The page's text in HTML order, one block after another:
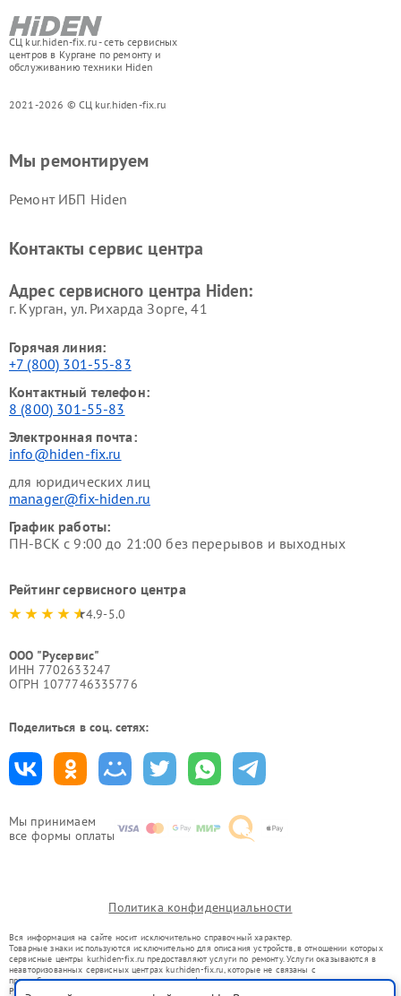
СЦ kur.hiden-fix.ru - сеть сервисных
центров в Кургане по ремонту и
обслуживанию техники Hiden
2021-2026 © СЦ kur.hiden-fix.ru
Мы принимаем
все формы оплаты
Мы ремонтируем
Ремонт ИБП Hiden
Контакты сервис центра
Адрес сервисного центра Hiden:
г. Курган, ул. Рихарда Зорге, 41
Горячая линия:
+7 (800) 301-55-83
Контактный телефон:
8 (800) 301-55-83
Электронная почта:
info@hiden-fix.ru
для юридических лиц
manager@fix-hiden.ru
График работы:
ПН-ВСК с 9:00 до 21:00 без перерывов и выходных
Рейтинг сервисного центра
4.9-5.0
ООО "Русервис"
ИНН 7702633247
ОГРН 1077746335776
Поделиться в соц. сетях:
Политика конфиденциальности
Вся информация на сайте носит исключительно справочный характер.
Товарные знаки используются исключительно для описания устройств, в отношении которых
сервисные центры kur.hiden-fix.ru предоставляют услуги по ремонту. Услуги оказываются в
неавторизованных сервисных центрах kur.hiden-fix.ru, которые не связаны с
правообладателями товарных знаков или их официальными представителями.
Ремонт осуществляется для устройств, уже введенных в гражданский оборот в соответствии